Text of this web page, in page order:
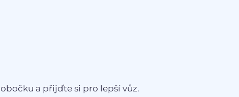
a přijďte si pro lepší vůz.